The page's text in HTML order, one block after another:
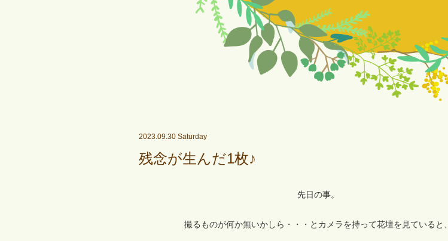
2023.09.30 Saturday
残念が生んだ1枚♪
先日の事。
撮るものが何か無いかしら・・・とカメラを持って花壇を見ていると、